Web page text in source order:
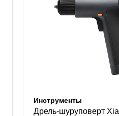
Инструменты
Дрель-шуруповерт